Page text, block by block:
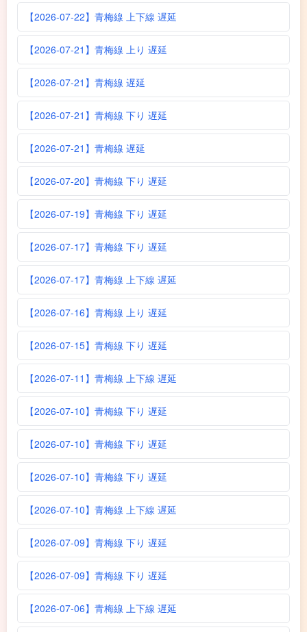
【2026-07-22】青梅線 上下線 遅延
【2026-07-21】青梅線 上り 遅延
【2026-07-21】青梅線 遅延
【2026-07-21】青梅線 下り 遅延
【2026-07-21】青梅線 遅延
【2026-07-20】青梅線 下り 遅延
【2026-07-19】青梅線 下り 遅延
【2026-07-17】青梅線 下り 遅延
【2026-07-17】青梅線 上下線 遅延
【2026-07-16】青梅線 上り 遅延
【2026-07-15】青梅線 下り 遅延
【2026-07-11】青梅線 上下線 遅延
【2026-07-10】青梅線 下り 遅延
【2026-07-10】青梅線 下り 遅延
【2026-07-10】青梅線 下り 遅延
【2026-07-10】青梅線 上下線 遅延
【2026-07-09】青梅線 下り 遅延
【2026-07-09】青梅線 下り 遅延
【2026-07-06】青梅線 上下線 遅延